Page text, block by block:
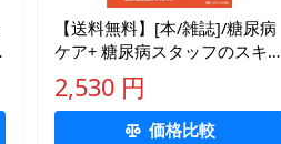
【送料無料】[本/雑誌]/糖尿病
ケア+ 糖尿病スタッフのスキル
にプラスを届ける専門誌 第20
巻6号(2023-6)/メディカ出版
2,530 円
価格比較